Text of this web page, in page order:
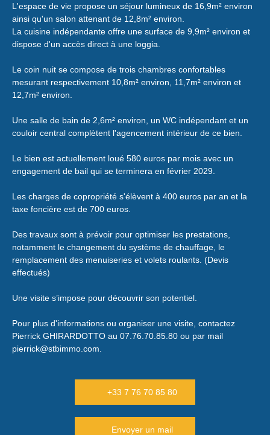
L'espace de vie propose un séjour lumineux de 16,9m² environ
ainsi qu'un salon attenant de 12,8m² environ.
La cuisine indépendante offre une surface de 9,9m² environ et
dispose d'un accès direct à une loggia.
Le coin nuit se compose de trois chambres confortables
mesurant respectivement 10,8m² environ, 11,7m² environ et
12,7m² environ.
Une salle de bain de 2,6m² environ, un WC indépendant et un
couloir central complètent l'agencement intérieur de ce bien.
Le bien est actuellement loué 580 euros par mois avec un
engagement de bail qui se terminera en février 2029.
Les charges de copropriété s'élèvent à 400 euros par an et la
taxe foncière est de 700 euros.
Des travaux sont à prévoir pour optimiser les prestations,
notamment le changement du système de chauffage, le
remplacement des menuiseries et volets roulants. (Devis
effectués)
Une visite s’impose pour découvrir son potentiel.
Pour plus d'informations ou organiser une visite, contactez
Pierrick GHIRARDOTTO au 07.76.70.85.80 ou par mail
pierrick@stbimmo.com.
+33 7 76 70 85 80
Envoyer un mail